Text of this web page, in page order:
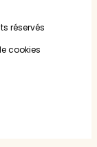
réservés
cookies